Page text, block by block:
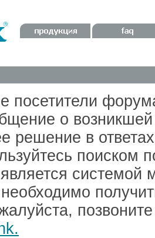
посетители
о
решение в
поиском
системой